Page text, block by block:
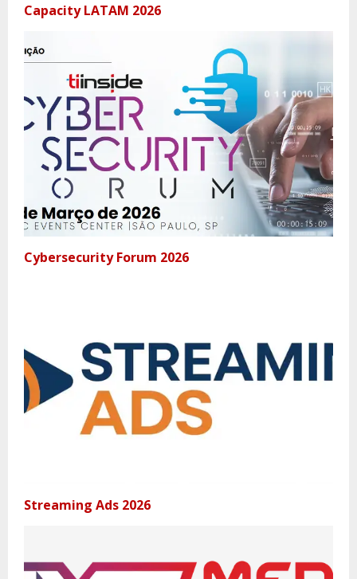
Capacity LATAM 2026
Cybersecurity Forum 2026
Streaming Ads 2026